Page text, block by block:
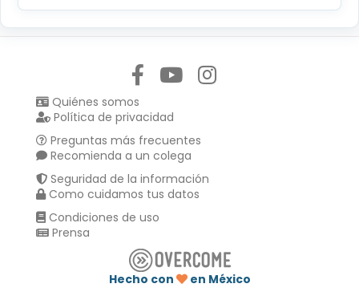
Quiénes somos
Política de privacidad
Preguntas más frecuentes
Recomienda a un colega
Seguridad de la información
Como cuidamos tus datos
Condiciones de uso
Prensa
Hecho con
en México